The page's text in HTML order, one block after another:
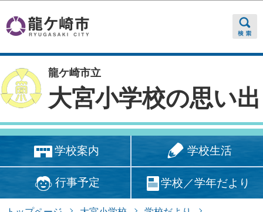
龍ケ崎市立
大宮小学校の思い出
学校案内 学校生活
行事予定 学校／学年だより